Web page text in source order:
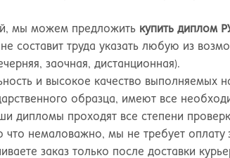
мы можем предложить купить диплом
составит труда указать любую из
заочная, дистанционная).
и высокое качество выполняемых
образца, имеют все
дипломы проходят все степени
немаловажно, мы не требует оплату
заказ только после доставки